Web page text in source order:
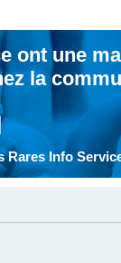
ont une
la
Rares Info